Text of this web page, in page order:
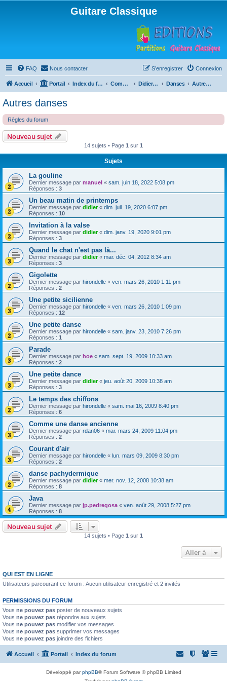
Guitare Classique
FAQ Nous contacter Connexion
S’enregistrer
Accueil Portail Index du forum Compositions Didierland Danses Autres danses
Autres danses
Règles du forum
Nouveau sujet
14 sujets • Page 1 sur 1
Sujets
La gouline
Dernier message par manuel « sam. juin 18, 2022 5:08 pm
Réponses : 3
Un beau matin de printemps
Dernier message par didier« dim. juil. 19, 2020 6:07 pm
Réponses : 10
Invitation à la valse
Dernier message par didier« dim. janv. 19, 2020 9:01 pm
Réponses : 3
Quand le chat n'est pas là...
Dernier message par didier« mar. déc. 04, 2012 8:34 am
Réponses : 3
Gigolette
Dernier message par hirondelle « ven. mars 26, 2010 1:11 pm
Réponses : 2
Une petite sicilienne
Dernier message par hirondelle « ven. mars 26, 2010 1:09 pm
Réponses : 12
Une petite danse
Dernier message par hirondelle « sam. janv. 23, 2010 7:26 pm
Réponses : 1
Parade
Dernier message par hoe « sam. sept. 19, 2009 10:33 am
Réponses : 2
Une petite dance
Dernier message par didier« jeu. août 20, 2009 10:38 am
Réponses : 3
Le temps des chiffons
Dernier message par hirondelle « sam. mai 16, 2009 8:40 pm
Réponses : 6
Comme une danse ancienne
Dernier message par rdan06 « mar. mars 24, 2009 11:04 pm
Réponses : 2
Courant d'air
Dernier message par hirondelle « lun. mars 09, 2009 8:30 pm
Réponses : 2
danse pachydermique
Dernier message par didier« mer. nov. 12, 2008 10:38 am
Réponses : 8
Java
Dernier message par jp.pedregosa « ven. août 29, 2008 5:27 pm
Réponses : 8
Nouveau sujet
14 sujets • Page 1 sur 1
Aller à
QUI EST EN LIGNE
Utilisateurs parcourant ce forum : Aucun utilisateur enregistré et 2 invités
PERMISSIONS DU FORUM
Vous ne pouvez pas poster de nouveaux sujets
Vous ne pouvez pas répondre aux sujets
Vous ne pouvez pas modifier vos messages
Vous ne pouvez pas supprimer vos messages
Vous ne pouvez pas joindre des fichiers
Accueil Portail Index du forum
Développé parphpBB® Forum Software © phpBB Limited